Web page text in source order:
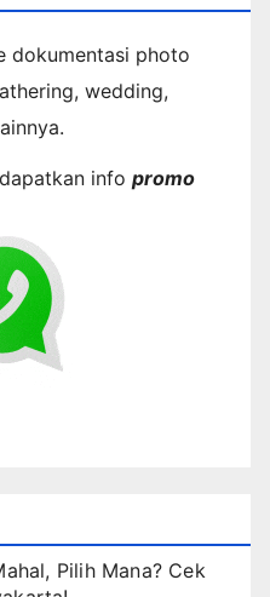
dokumentasi photo
wedding,
info promo
Pilih Mana? Cek